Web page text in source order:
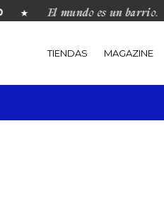
★ El mundo es un barrio. ★
TIENDAS MAGAZINE